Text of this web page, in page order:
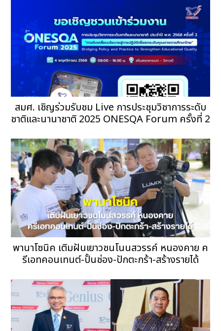
สมศ. เชิญร่วมรับชม Live การประชุมวิชาการระดับ
ชาติและนานาชาติ 2025 ONESQA Forum ครั้งที่ 2
พานาโซนิค เติมฝันเยาวชนโนนสวรรค์ หนองคาย ค
รีเอทคอนเทนต์-ปั้นช่อง-ปักตะกร้า-สร้างรายได้